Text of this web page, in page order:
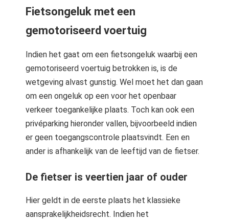
Fietsongeluk met een
gemotoriseerd voertuig
Indien het gaat om een fietsongeluk waarbij een
gemotoriseerd voertuig betrokken is, is de
wetgeving alvast gunstig. Wel moet het dan gaan
om een ongeluk op een voor het openbaar
verkeer toegankelijke plaats. Toch kan ook een
privéparking hieronder vallen, bijvoorbeeld indien
er geen toegangscontrole plaatsvindt. Een en
ander is afhankelijk van de leeftijd van de fietser.
De fietser is veertien jaar of ouder
Hier geldt in de eerste plaats het klassieke
aansprakelijkheidsrecht. Indien het